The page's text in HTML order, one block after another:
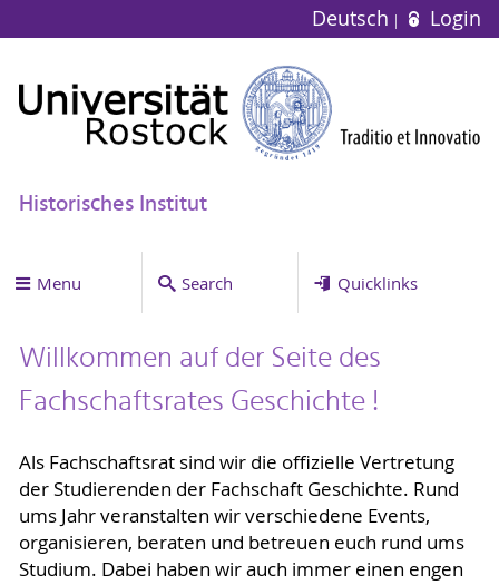
Deutsch Login
Historisches Institut
Menu Search Quicklinks
Willkommen auf der Seite des
Fachschaftsrates Geschichte !
Als Fachschaftsrat sind wir die offizielle Vertretung
der Studierenden der Fachschaft Geschichte. Rund
ums Jahr veranstalten wir verschiedene Events,
organisieren, beraten und betreuen euch rund ums
Studium. Dabei haben wir auch immer einen engen